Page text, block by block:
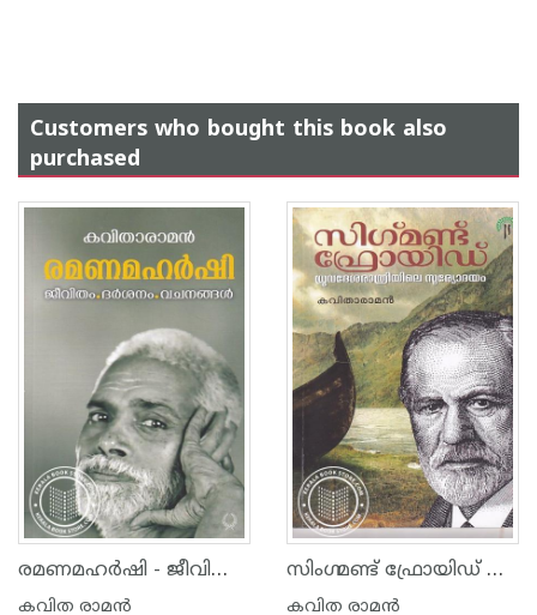
Customers who bought this book also
purchased
രമണമഹർഷി - ജീവിതം ദർശനം വചനങ്ങൾ
കവിത രാമന്‍
സിംഗ്മണ്ട് ഫ്രോയിഡ് ധ്രുവദേശ രാത്രിയിലെ സൂര്യോദയം
കവിത രാമന്‍